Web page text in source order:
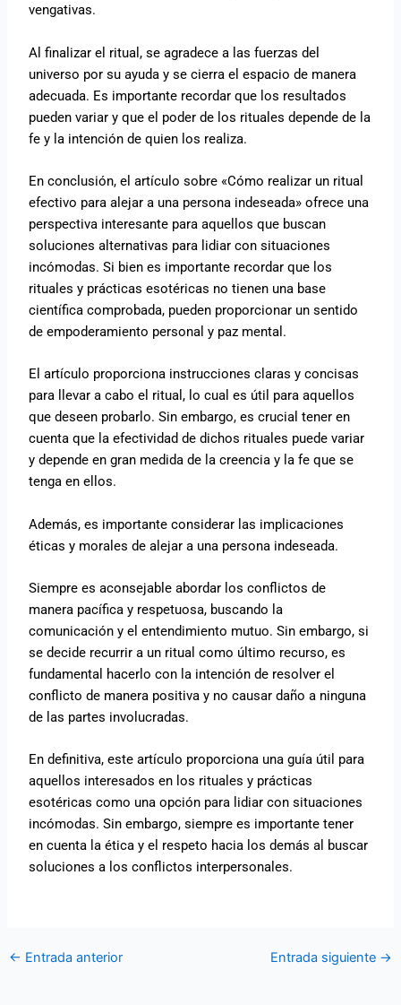
vengativas.
Al finalizar el ritual, se agradece a las fuerzas del
universo por su ayuda y se cierra el espacio de manera
adecuada. Es importante recordar que los resultados
pueden variar y que el poder de los rituales depende de la
fe y la intención de quien los realiza.
En conclusión, el artículo sobre «Cómo realizar un ritual
efectivo para alejar a una persona indeseada» ofrece una
perspectiva interesante para aquellos que buscan
soluciones alternativas para lidiar con situaciones
incómodas. Si bien es importante recordar que los
rituales y prácticas esotéricas no tienen una base
científica comprobada, pueden proporcionar un sentido
de empoderamiento personal y paz mental.
El artículo proporciona instrucciones claras y concisas
para llevar a cabo el ritual, lo cual es útil para aquellos
que deseen probarlo. Sin embargo, es crucial tener en
cuenta que la efectividad de dichos rituales puede variar
y depende en gran medida de la creencia y la fe que se
tenga en ellos.
Además, es importante considerar las implicaciones
éticas y morales de alejar a una persona indeseada.
Siempre es aconsejable abordar los conflictos de
manera pacífica y respetuosa, buscando la
comunicación y el entendimiento mutuo. Sin embargo, si
se decide recurrir a un ritual como último recurso, es
fundamental hacerlo con la intención de resolver el
conflicto de manera positiva y no causar daño a ninguna
de las partes involucradas.
En definitiva, este artículo proporciona una guía útil para
aquellos interesados en los rituales y prácticas
esotéricas como una opción para lidiar con situaciones
incómodas. Sin embargo, siempre es importante tener
en cuenta la ética y el respeto hacia los demás al buscar
soluciones a los conflictos interpersonales.
← Entrada anterior Entrada siguiente →